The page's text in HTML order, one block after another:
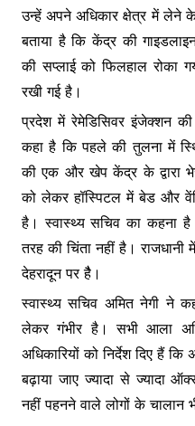
उन्हें अपने अधिकार क्षेत्र में लेने
बताया है कि केंद्र की
की सप्लाई को फिलहाल रोका
रखी गई है।
प्रदेश में रेमेडिसिवर इंजेक्शन
कहा है कि पहले की तुलना में
की एक और खेप केंद्र के द्वारा
को लेकर हॉस्पिटल में बेड और
है। स्वास्थ्य सचिव का कहना
तरह की चिंता नहीं है।
देहरादून पर हैै।
स्वास्थ्य सचिव अमित नेगी ने
लेकर गंभीर है। सभी आला
अधिकारियों को निर्देश दिए हैं
बढ़ाया जाए ज्यादा से ज्यादा
नहीं पहनने वाले लोगों के चालान